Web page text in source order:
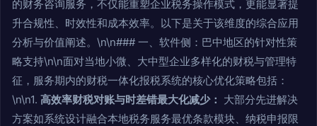
的财务咨询服务，不仅能重塑企业税务操作模式，更能显著提
升合规性、时效性和成本效率。以下是关于该维度的综合应用
分析与价值阐述。\n\n### 一、软件侧：巴中地区的针对性策
略支持\n\n面对当地小微、大中型企业多样化的财税与管理特
征，服务期内的财税一体化报税系统的核心优化策略包括：
\n\n1. 高效率财税对账与时差错最大化减少： 大部分先进解决
方案如系统设计融合本地税务服务最优条款模块、纳税申报限